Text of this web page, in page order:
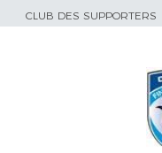
CLUB DES SUPPORTERS